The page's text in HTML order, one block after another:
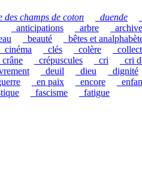
des champs de coton duende
_anticipations _arbre
_beauté _bêtes et
_cinéma _clés _colère
_crâne _crépuscules _cri _cri
_deuil _dieu _dignité
_en paix _encore
_fascisme
_fatigue